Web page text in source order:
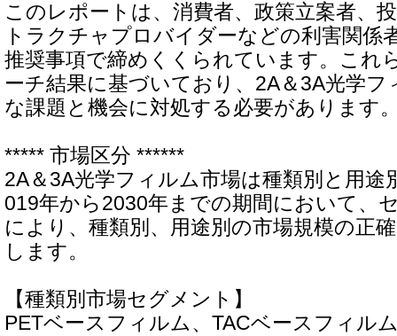
このレポートは、消費者、政策立案者、
トラクチャプロバイダーなどの利害関係
推奨事項で締めくくられています。これ
ーチ結果に基づいており、2A＆3A光学フ
な課題と機会に対処する必要があります
***** 市場区分 ******
2A＆3A光学フィルム市場は種類別と用途
019年から2030年までの期間において、
により、種類別、用途別の市場規模の正
します。
【種類別市場セグメント】
PETベースフィルム、TACベースフィル